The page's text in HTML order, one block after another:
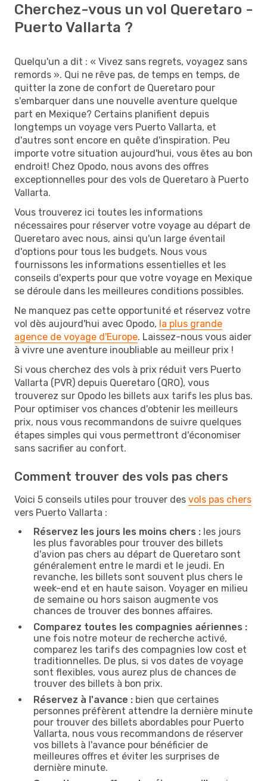
Cherchez-vous un vol Queretaro -
Puerto Vallarta ?
Quelqu'un a dit : « Vivez sans regrets, voyagez sans
remords ». Qui ne rêve pas, de temps en temps, de
quitter la zone de confort de Queretaro pour
s'embarquer dans une nouvelle aventure quelque
part en Mexique? Certains planifient depuis
longtemps un voyage vers Puerto Vallarta, et
d'autres sont encore en quête d'inspiration. Peu
importe votre situation aujourd'hui, vous êtes au bon
endroit! Chez Opodo, nous avons des offres
exceptionnelles pour des vols de Queretaro à Puerto
Vallarta.
Vous trouverez ici toutes les informations
nécessaires pour réserver votre voyage au départ de
Queretaro avec nous, ainsi qu'un large éventail
d'options pour tous les budgets. Nous vous
fournissons les informations essentielles et les
conseils d'experts pour que votre voyage en Mexique
se déroule dans les meilleures conditions possibles.
Ne manquez pas cette opportunité et réservez votre
vol dès aujourd'hui avec Opodo, la plus grande
agence de voyage d'Europe. Laissez-nous vous aider
à vivre une aventure inoubliable au meilleur prix !
Si vous cherchez des vols à prix réduit vers Puerto
Vallarta (PVR) depuis Queretaro (QRO), vous
trouverez sur Opodo les billets aux tarifs les plus bas.
Pour optimiser vos chances d'obtenir les meilleurs
prix, nous vous recommandons de suivre quelques
étapes simples qui vous permettront d'économiser
sans sacrifier au confort.
Comment trouver des vols pas chers
Voici 5 conseils utiles pour trouver des vols pas chers
vers Puerto Vallarta :
Réservez les jours les moins chers : les jours
les plus favorables pour trouver des billets
d'avion pas chers au départ de Queretaro sont
généralement entre le mardi et le jeudi. En
revanche, les billets sont souvent plus chers le
week-end et en haute saison. Voyager en milieu
de semaine ou hors saison augmente vos
chances de trouver des bonnes affaires.
Comparez toutes les compagnies aériennes :
une fois notre moteur de recherche activé,
comparez les tarifs des compagnies low cost et
traditionnelles. De plus, si vos dates de voyage
sont flexibles, vous aurez plus de chances de
trouver des billets à bon prix.
Réservez à l'avance : bien que certaines
personnes préfèrent attendre la dernière minute
pour trouver des billets abordables pour Puerto
Vallarta, nous vous recommandons de réserver
vos billets à l'avance pour bénéficier de
meilleures offres et éviter les surprises de
dernière minute.